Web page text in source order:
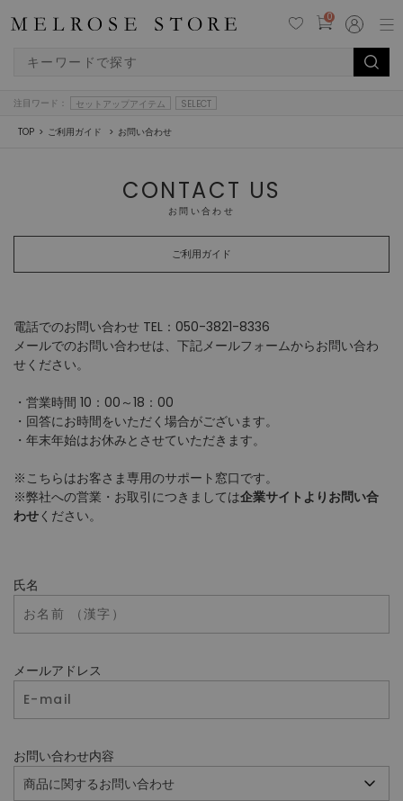
0
注目ワード： セットアップアイテム SELECT
TOP ご利用ガイド お問い合わせ
CONTACT US
お問い合わせ
ご利用ガイド
電話でのお問い合わせ TEL：050-3821-8336
メールでのお問い合わせは、下記メールフォームからお問い合わ
せください。
・営業時間 10：00～18：00
・回答にお時間をいただく場合がございます。
・年末年始はお休みとさせていただきます。
※こちらはお客さま専用のサポート窓口です。
※弊社への営業・お取引につきましては企業サイトよりお問い合
わせください。
氏名
メールアドレス
お問い合わせ内容